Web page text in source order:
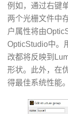
例如，通过右键
两个光栅文件中
户属性将由
OpticStudio中。
改都将反映到
形状。此外，在
得最佳系统性能。